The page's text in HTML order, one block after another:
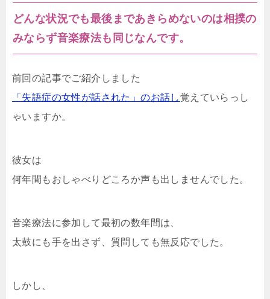
どんな状況でも最後まであきらめないのは相撲の
みならず音楽療法も同じなんです。
前回の記事でご紹介しました
「失語症の女性が話された」のお話し覚えていらっし
ゃいますか。
彼女は
何年間もおしゃべりどころか声も出しませんでした。
音楽療法に参加して最初の数年間は、
太鼓にも手を出さず、質問しても無反応でした。
しかし、